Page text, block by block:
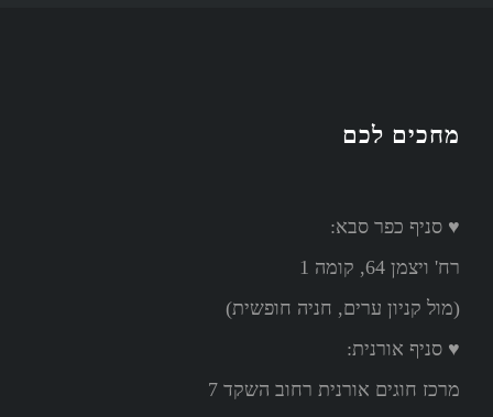
מחכים לכם
♥ סניף כפר סבא:
רח' ויצמן 64, קומה 1
(מול קניון ערים, חניה חופשית)
♥ סניף אורנית:
מרכז חוגים אורנית רחוב השקד 7